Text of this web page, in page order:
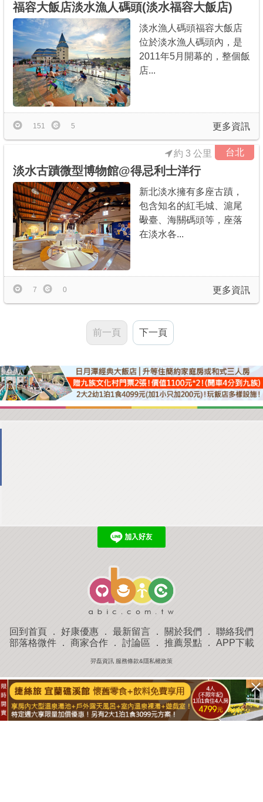
福容大飯店淡水漁人碼頭(淡水福容大飯店)
淡水漁人碼頭福容大飯店
位於淡水漁人碼頭內，是
2011年5月開幕的，整個飯
店...
更多資訊
151 5
台北
約 3 公里
淡水古蹟微型博物館@得忌利士洋行
新北淡水擁有多座古蹟，
包含知名的紅毛城、滬尾
礮臺、海關碼頭等，座落
在淡水各...
更多資訊
7 0
前一頁 下一頁
回到首頁 ． 好康優惠 ． 最新留言 ． 關於我們 ． 聯絡我們
部落格微件． 商家合作． 討論區 ． 推薦景點． APP下載
羿磊資訊 服務條款&隱私權政策